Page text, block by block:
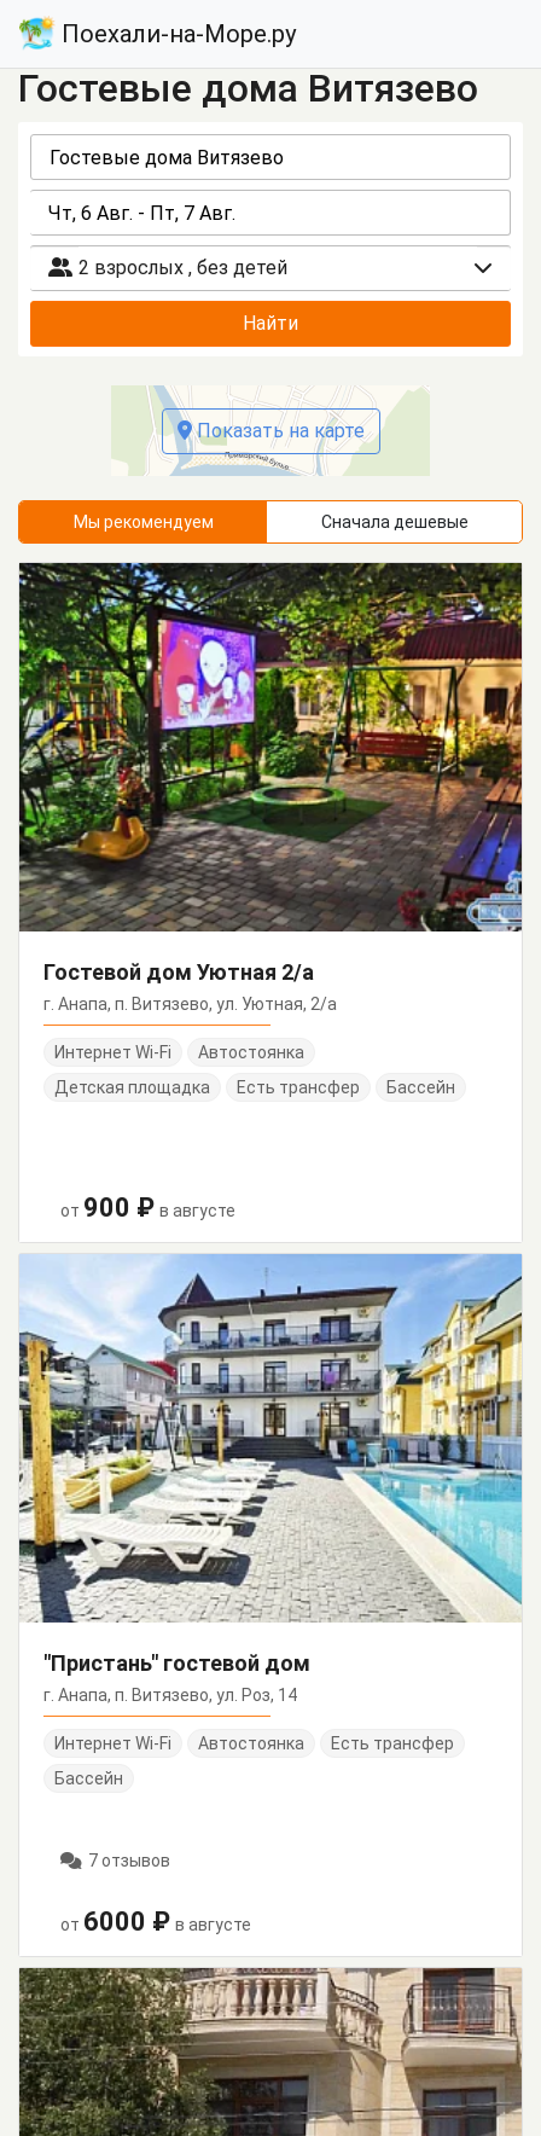
Поехали-на-Море.ру
Гостевые дома Витязево
2 взрослых , без детей
Найти
Показать на карте
Мы рекомендуем Сначала дешевые
Гостевой дом Уютная 2/а
г. Анапа, п. Витязево, ул. Уютная, 2/а
Интернет Wi-Fi
Автостоянка
Детская площадка
Есть трансфер Бассейн
от 900 ₽ в августе
"Пристань" гостевой дом
г. Анапа, п. Витязево, ул. Роз, 14
Интернет Wi-Fi Автостоянка
Есть трансфер
Бассейн
7 отзывов
от 6000 ₽ в августе